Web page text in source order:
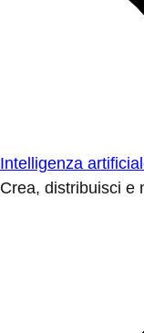
Intelligenza
Crea, distribuisci e